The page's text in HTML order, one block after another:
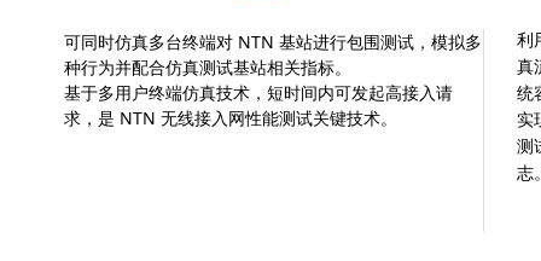
可同时仿真多台终端对 NTN 基站进行包围测试，模拟多
种行为并配合仿真测试基站相关指标。
基于多用户终端仿真技术，短时间内可发起高接入请
求，是 NTN 无线接入网性能测试关键技术。
利
真
统
实
测
志